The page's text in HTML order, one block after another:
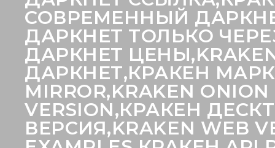
СОВРЕМЕННЫЙ
ДАРКНЕТ ТОЛЬКО
ДАРКНЕТ
ДАРКНЕТ,КРАКЕН
MIRROR,KRAKEN
VERSION,КРАКЕН
ВЕРСИЯ,KRAKEN WEB